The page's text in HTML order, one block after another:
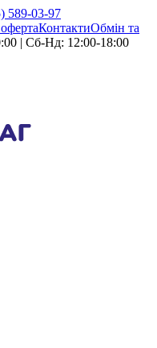
589-03-97
КонтактиОбмін та
| Сб-Нд: 12:00-18:00